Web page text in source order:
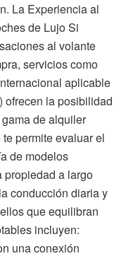
La Experiencia al
de Lujo Si
al volante
servicios como
aplicable
ofrecen la posibilidad
de alquiler
permite evaluar el
de modelos
propiedad a largo
conducción diaria y
que equilibran
incluyen:
una conexión